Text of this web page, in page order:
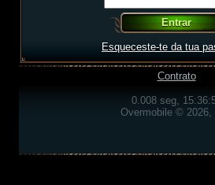
Esqueceste-te da tua
Contrato
0.008 seg,
Overmobile © 2026,